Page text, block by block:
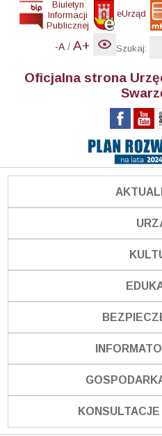
Biuletyn
Informacji
Publicznej
eUrząd
-A / A+ Szukaj:
Oficjalna strona